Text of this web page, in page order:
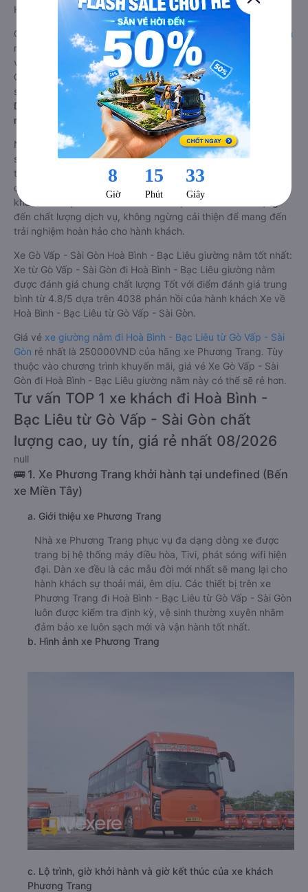
Hoà Bình - Bạc Liêu từ Gò Vấp - Sài Gòn.
Giá vé
xe limousine đi Hoà Bình - Bạc Liêu từ Gò Vấp - Sài Gòn
rẻ nhất là 250000VND của hãng xe Phương Trang. Tùy thuộc
vào vị trí ngồi của bạn và chương trình khuyến mãi, giá vé Xe
Gò Vấp - Sài Gòn đi Hoà Bình - Bạc Liêu limousine này có thể
sẽ rẻ hơn
Dòng xe đi Hoà Bình - Bạc Liêu từ Gò Vấp - Sài Gòn giường
nằm chất lượng cao: Thoải mái, giá cả tốt nhất
Những nhà xe đi Hoà Bình - Bạc Liêu từ Gò Vấp - Sài Gòn đều
sở hữu những xe giường nằm chất lượng cao. Trên xe được
trang bị đầy đủ các trang thiết bị hiện đại phục vụ cho nhu
cầu di chuyển của hành khách. Bên cạnh đó, các hãng xe
khách Gò Vấp - Sài Gòn Hoà Bình - Bạc Liêu luôn chú trọng
đến chất lượng dịch vụ, không ngừng cải thiện để mang đến
trải nghiệm hoàn hảo cho hành khách.
Xe Gò Vấp - Sài Gòn Hoà Bình - Bạc Liêu giường nằm tốt nhất:
Xe từ Gò Vấp - Sài Gòn đi Hoà Bình - Bạc Liêu giường nằm
được đánh giá chung chất lượng Tốt với điểm đánh giá trung
bình từ 4.8/5 dựa trên 4038 phản hồi của hành khách Xe về
Hoà Bình - Bạc Liêu từ Gò Vấp - Sài Gòn.
Giá vé xe giường nằm đi Hoà Bình - Bạc Liêu từ Gò Vấp - Sài
Gòn rẻ nhất là 250000VND của hãng xe Phương Trang. Tùy
thuộc vào chương trình khuyến mãi, giá vé Xe Gò Vấp - Sài
Gòn đi Hoà Bình - Bạc Liêu giường nằm này có thể sẽ rẻ hơn.
Tư vấn TOP 1 xe khách đi Hoà Bình -
Bạc Liêu từ Gò Vấp - Sài Gòn chất
lượng cao, uy tín, giá rẻ nhất 08/2026
null
🚌 1. Xe Phương Trang khởi hành tại undefined (Bến
xe Miền Tây)
a. Giới thiệu xe Phương Trang
Nhà xe Phương Trang phục vụ đa dạng dòng xe được
trang bị hệ thống máy điều hòa, Tivi, phát sóng wifi hiện
đại. Dàn xe đều là các mẫu đời mới nhất sẽ mang lại cho
hành khách sự thoải mái, êm dịu. Các thiết bị trên xe
Phương Trang đi Hoà Bình - Bạc Liêu từ Gò Vấp - Sài Gòn
luôn được kiểm tra định kỳ, vệ sinh thường xuyên nhằm
đảm bảo xe luôn sạch mới và vận hành tốt nhất.
b. Hình ảnh xe Phương Trang
c. Lộ trình, giờ khởi hành và giờ kết thúc của xe khách
Phương Trang